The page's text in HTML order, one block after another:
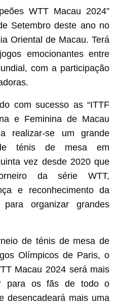
WTT Macau 2024”
Setembro deste ano no
Oriental de Macau. Terá
emocionantes entre
com a participação
com sucesso as “ITTF
e Feminina de Macau
realizar-se um grande
ténis de mesa em
vez desde 2020 que
da série WTT,
e reconhecimento da
organizar grandes
de ténis de mesa de
Olímpicos de Paris, o
Macau 2024 será mais
para os fãs de todo o
desencadeará mais uma